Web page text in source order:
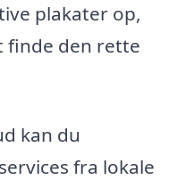
plakater op,
finde den rette
kan du
fra lokale